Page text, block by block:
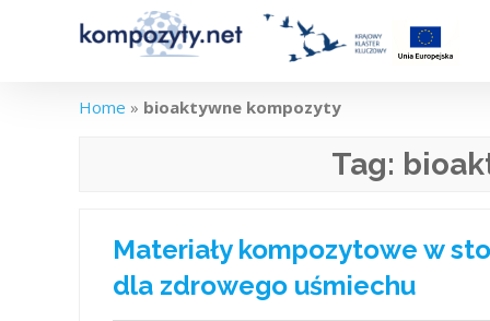
Home » bioaktywne kompozyty
Tag:
Materiały kompozytowe w
dla zdrowego uśmiechu